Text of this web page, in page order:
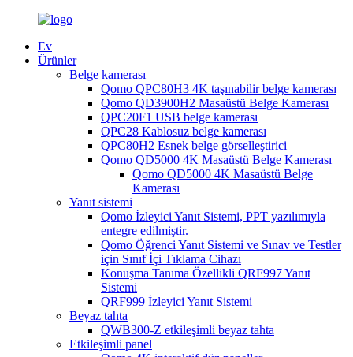
Ev
Ürünler
Belge kamerası
Qomo QPC80H3 4K taşınabilir belge kamerası
Qomo QD3900H2 Masaüstü Belge Kamerası
QPC20F1 USB belge kamerası
QPC28 Kablosuz belge kamerası
QPC80H2 Esnek belge görselleştirici
Qomo QD5000 4K Masaüstü Belge Kamerası
Qomo QD5000 4K Masaüstü Belge
Kamerası
Yanıt sistemi
Qomo İzleyici Yanıt Sistemi, PPT yazılımıyla
entegre edilmiştir.
Qomo Öğrenci Yanıt Sistemi ve Sınav ve Testler
için Sınıf İçi Tıklama Cihazı
Konuşma Tanıma Özellikli QRF997 Yanıt
Sistemi
QRF999 İzleyici Yanıt Sistemi
Beyaz tahta
QWB300-Z etkileşimli beyaz tahta
Etkileşimli panel